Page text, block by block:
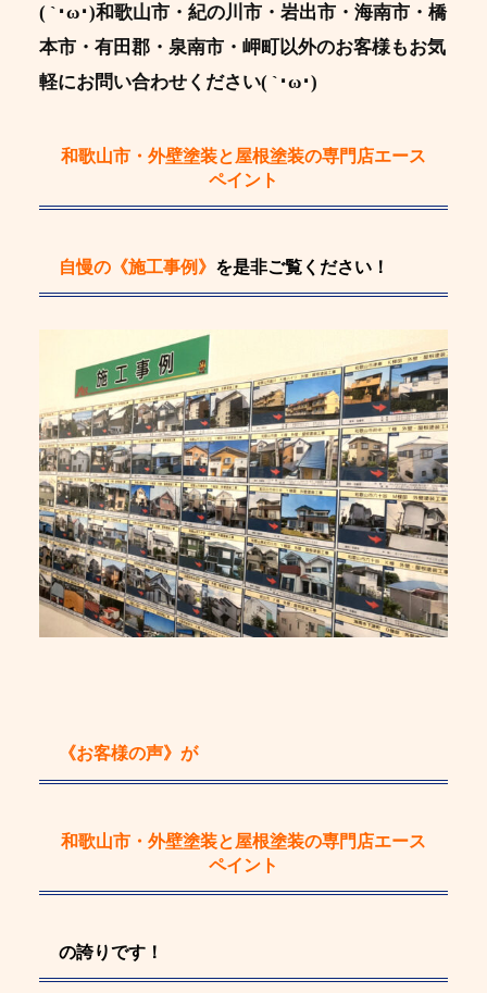
( `･ω･)和歌山市・紀の川市・岩出市・海南市・橋
本市・有田郡・泉南市・岬町以外のお客様もお気
軽にお問い合わせください( `･ω･)
和歌山市・外壁塗装と屋根塗装の専門店エース
ペイント
自慢の《施工事例》 を是非ご覧ください！
《お客様の声》 が
和歌山市・外壁塗装と屋根塗装の専門店エース
ペイント
の誇りです！